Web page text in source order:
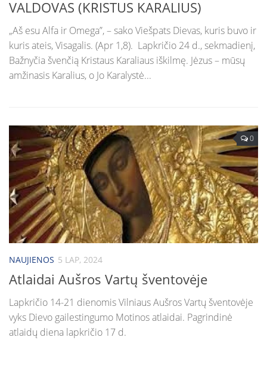
VALDOVAS (KRISTUS KARALIUS)
„Aš esu Alfa ir Omega”, – sako Viešpats Dievas, kuris buvo ir
kuris ateis, Visagalis. (Apr 1,8). Lapkričio 24 d., sekmadienį,
Bažnyčia švenčią Kristaus Karaliaus iškilmę. Jėzus – mūsų
amžinasis Karalius, o Jo Karalystė...
0
NAUJIENOS 5 LAP, 2024
Atlaidai Aušros Vartų šventovėje
Lapkričio 14-21 dienomis Vilniaus Aušros Vartų šventovėje
vyks Dievo gailestingumo Motinos atlaidai. Pagrindinė
atlaidų diena lapkričio 17 d.